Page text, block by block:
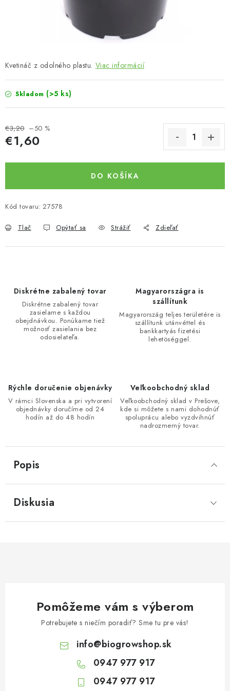
Formulár na odstúpenie od zmluvy
Odstúpenie od zmluvy online
Kvetináč z odolného plastu. Viac informácií
Skladom (>5 ks)
€3,20 –50 %
€1,60
DO KOŠÍKA
Kód tovaru: 27578
Tlač Opýtať sa Strážiť Zdieľať
Diskrétne zabalený tovar
Diskrétne zabalený tovar
zasielame s každou
obejdnávkou. Ponúkame tiež
možnosť zasielania bez
odosielateľa.
Magyarországra is
szállítunk
Magyarország teljes területére is
szállítunk utánvéttel és
bankkartyás fizetési
lehetöséggel.
Rýchle doručenie objenávky
V rámci Slovenska a pri vytvorení
objednávky doručíme od 24
hodín až do 48 hodín
Veľkoobchodný sklad
Veľkoobchodný sklad v Prešove,
kde si môžete s nami dohodnúť
spoluprácu alebo vyzdvihnúť
nadrozmerný tovar.
Popis
Diskusia
Pomôžeme vám s výberom
Potrebujete s niečím poradiť? Sme tu pre vás!
info@biogrowshop.sk
0947 977 917
0947 977 917